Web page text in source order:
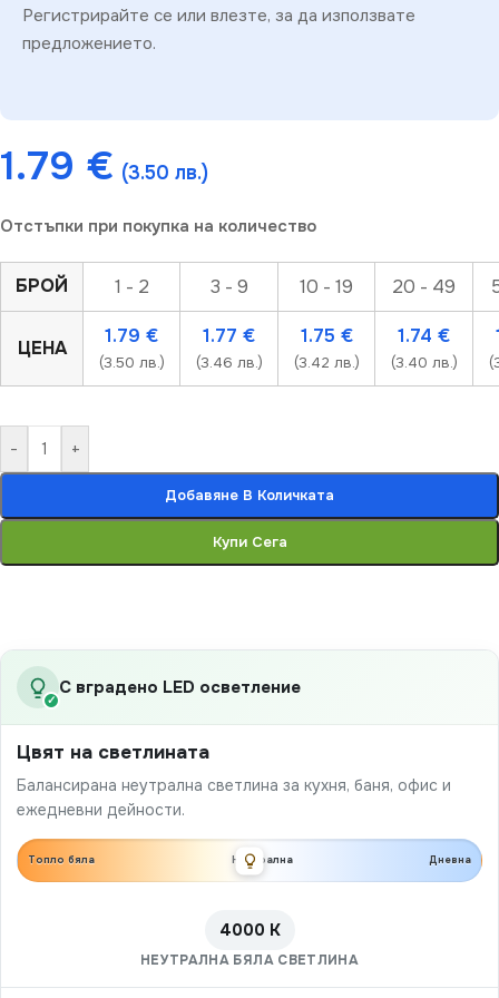
Регистрирайте се или влезте, за да използвате
предложението.
1.79 € (3.50 лв.)
Отстъпки при покупка на количество
БРОЙ 1 - 2 3 - 9 10 - 19 20 - 49
ЦЕНА
1.79 €
(3.50 лв.)
1.77 €
(3.46 лв.)
1.75 €
(3.42 лв.)
1.74 €
(3.40 лв.)
- +
Добавяне В Количката
Купи Сега
✓
С вградено LED осветление
Цвят на светлината
Балансирана неутрална светлина за кухня, баня, офис и
ежедневни дейности.
Топло бяла Неутрална Дневна
4000 K
НЕУТРАЛНА БЯЛА СВЕТЛИНА